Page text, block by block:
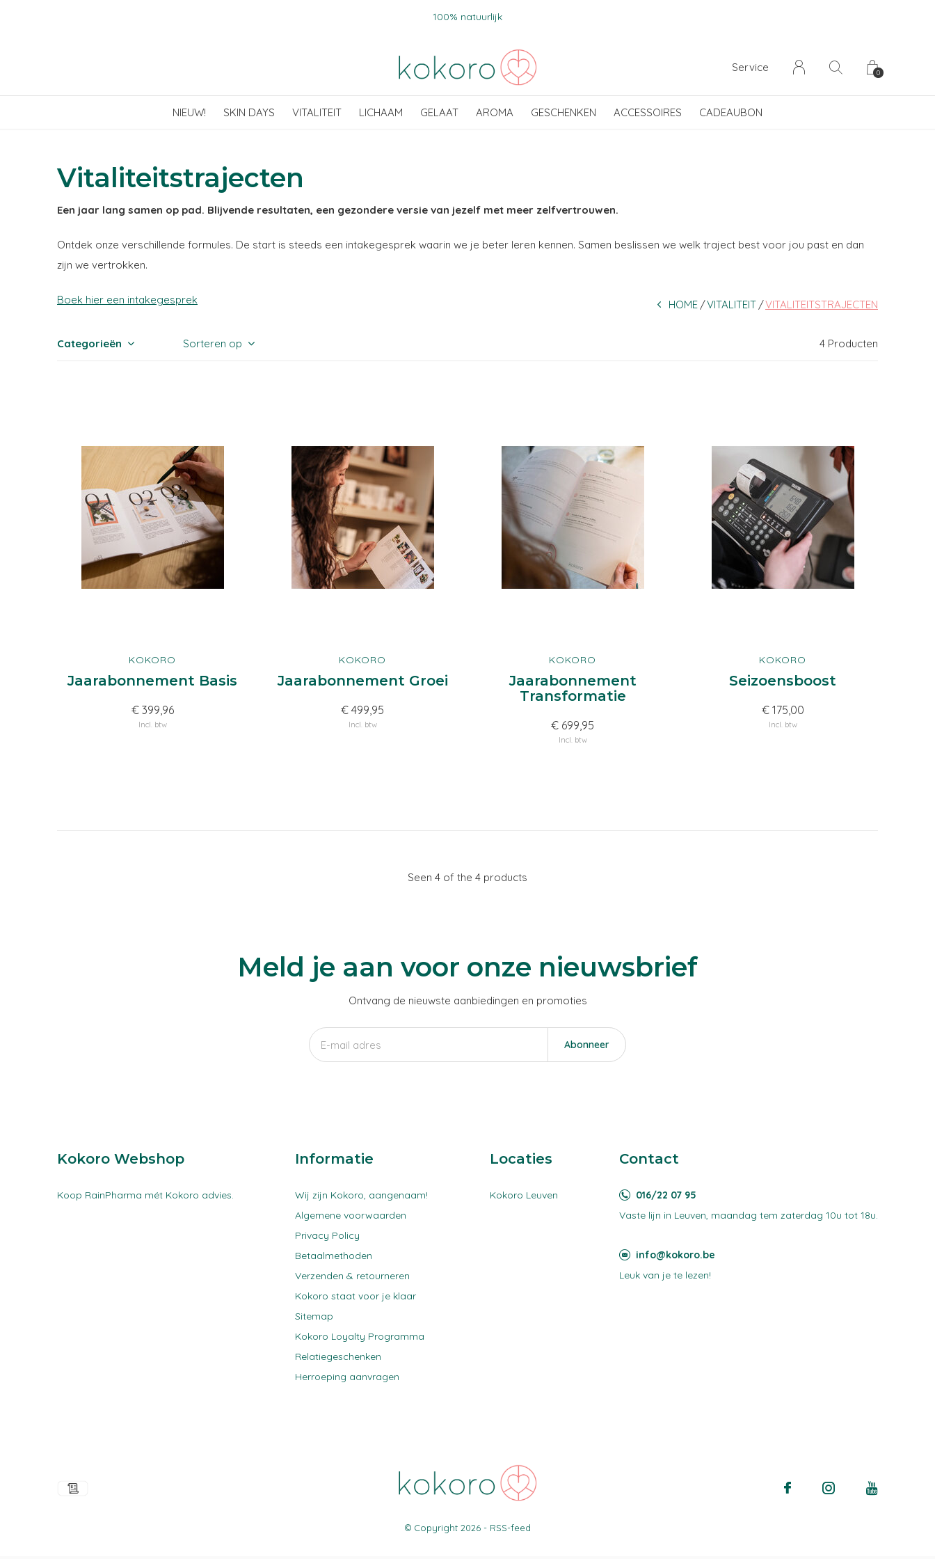
NIEUW! SKIN DAYS VITALITEIT LICHAAM GELAAT AROMA GESCHENKEN ACCESSOIRES CADEAUBON
Service 0
100% natuurlijk
Vitaliteitstrajecten
Een jaar lang samen op pad. Blijvende resultaten, een gezondere versie van jezelf met meer zelfvertrouwen.
Ontdek onze verschillende formules. De start is steeds een intakegesprek waarin we je beter leren kennen. Samen beslissen we welk traject best voor jou past en dan
zijn we vertrokken.
Boek hier een intakegesprek HOME VITALITEIT VITALITEITSTRAJECTEN
Categorieën Sorteren op 4 Producten
KOKORO
Jaarabonnement Basis
€ 399,96
Incl. btw
KOKORO
Jaarabonnement Groei
€ 499,95
Incl. btw
KOKORO
Jaarabonnement
Transformatie
€ 699,95
Incl. btw
KOKORO
Seizoensboost
€ 175,00
Incl. btw
Seen 4 of the 4 products
Meld je aan voor onze nieuwsbrief
Ontvang de nieuwste aanbiedingen en promoties
Abonneer
Kokoro Webshop
Koop RainPharma mét Kokoro advies.
Informatie
Wij zijn Kokoro, aangenaam!
Algemene voorwaarden
Privacy Policy
Betaalmethoden
Verzenden & retourneren
Kokoro staat voor je klaar
Sitemap
Kokoro Loyalty Programma
Relatiegeschenken
Herroeping aanvragen
Locaties
Kokoro Leuven
Contact
016/22 07 95
Vaste lijn in Leuven, maandag tem zaterdag 10u tot 18u.
info@kokoro.be
Leuk van je te lezen!
© Copyright 2026- RSS-feed